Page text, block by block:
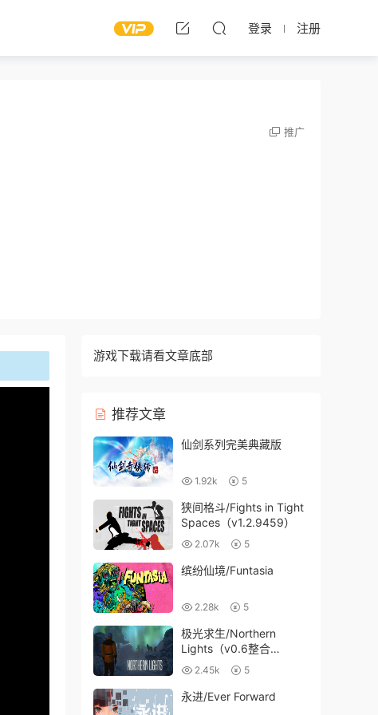
登录 注册
推广
游戏下载请看文章底部
推荐文章
仙剑系列完美典藏版
1.92k 5
狭间格斗/Fights in Tight
Spaces（v1.2.9459）
2.07k 5
缤纷仙境/Funtasia
2.28k 5
极光求生/Northern
Lights（v0.6整合
Audio）
2.45k 5
永进/Ever Forward